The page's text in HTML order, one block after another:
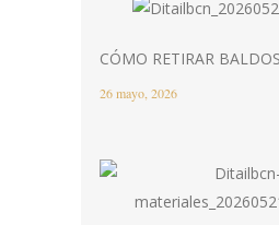
CÓMO RETIRAR
26 mayo, 2026